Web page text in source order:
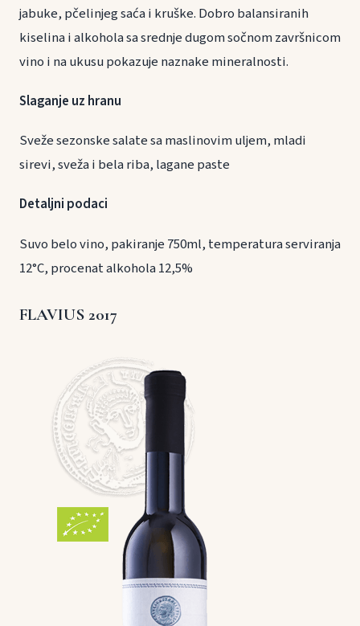
jabuke, pčelinjeg saća i kruške. Dobro balansiranih
kiselina i alkohola sa srednje dugom sočnom završnicom
vino i na ukusu pokazuje naznake mineralnosti.
Slaganje uz hranu
Sveže sezonske salate sa maslinovim uljem, mladi
sirevi, sveža i bela riba, lagane paste
Detaljni podaci
Suvo belo vino, pakiranje 750ml, temperatura serviranja
12°C, procenat alkohola 12,5%
FLAVIUS 2017